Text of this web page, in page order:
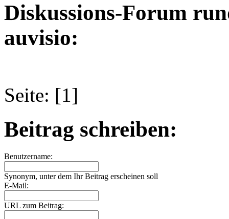
Diskussions-Forum
auvisio:
Seite: [1]
Beitrag schreiben:
Benutzername:
Synonym, unter dem Ihr Beitrag erscheinen soll
E-Mail:
URL zum Beitrag: